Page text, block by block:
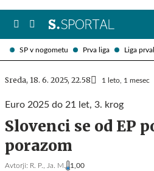
SP v nogometu Prva liga Liga
Sreda, 18. 6. 2025, 22.58 1 leto, 1 mesec
Euro 2025 do 21 let, 3. krog
Slovenci se od EP
porazom
Avtorji: R. P., Ja. M. 1,00